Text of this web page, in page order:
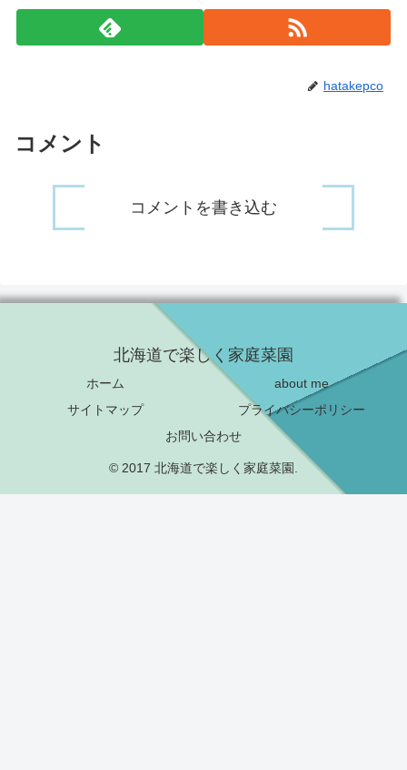
hatakepco
コメント
コメントを書き込む
北海道で楽しく家庭菜園
ホーム
about me
サイトマップ
プライバシーポリシー
お問い合わせ
© 2017 北海道で楽しく家庭菜園.